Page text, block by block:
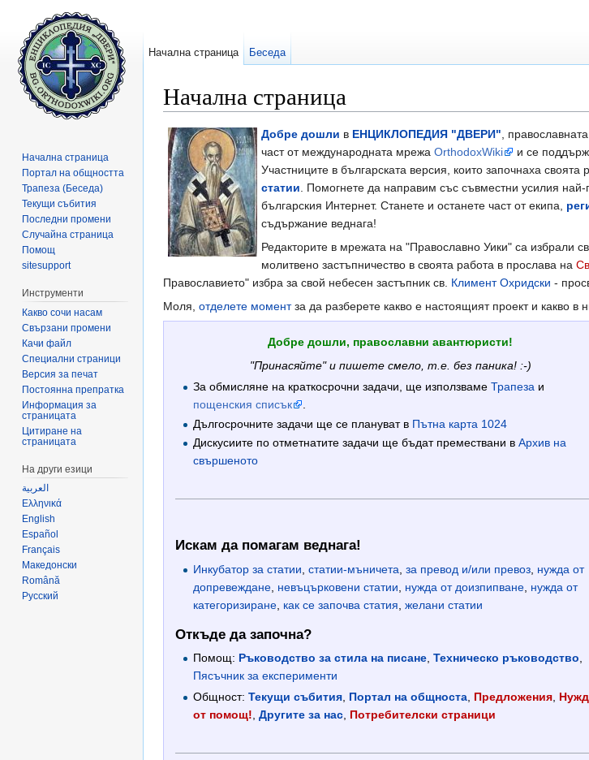
Начална страница
Добре дошли в ЕНЦИКЛОПЕДИЯ "ДВЕРИ",
част от международната мрежаOrthodoxWiki и се
Участниците в българската версия, които започнаха
статии. Помогнете да направим със съвместни усилия
българския Интернет. Станете и останете част от екипа,
съдържание веднага!
Редакторите в мрежата на "Православно Уики" са избрали
молитвено застъпничество в своята работа в прослава на
Православието" избра за свой небесен застъпник св. Климент Охридски -
Моля, отделете моментза да разберете какво е настоящият проект и какво в
Добре дошли, православни авантюристи!
"Принасяйте" и пишете смело, т.е. без паника! :-)
За обмисляне на краткосрочни задачи, ще използваме Трапезаи
пощенския списък
.
Дългосрочните задачи ще се плануват в Пътна карта 1024
Дискусиите по отметнатите задачи ще бъдат премествани в Архив на
свършеното
Искам да помагам веднага!
Инкубатор за статии статии-мъничета за превод и/или превоз, нужда от
допревеждане, невъцърковени статии нужда от доизпипване, нужда от
категоризиране, как се започва статия желани статии
Откъде да започна?
Помощ: Ръководство за стила на писане, Техническо ръководство,
Пясъчник за експерименти
Общност: Текущи събития, Портал на общноста, Предложения,
от помощ!, Другите за нас, Потребителски страници
Начална страница Беседа
Начална страница
Портал на общността
Трапеза (Беседа)
Текущи събития
Последни промени
Случайна страница
Помощ
sitesupport
Инструменти
Какво сочи насам
Свързани промени
Качи файл
Специални страници
Версия за печат
Постоянна препратка
Информация за
страницата
Цитиране на
страницата
На други езици
العربية
Ελληνικά
English
Español
Français
Македонски
Română
Русский